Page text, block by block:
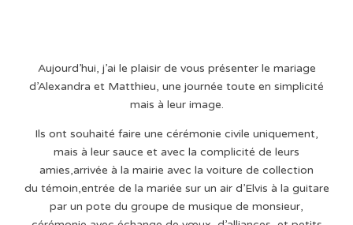
Aujourd’hui, j’ai le plaisir de vous présenter le mariage
d’Alexandra et Matthieu, une journée toute en simplicité
mais à leur image.
Ils ont souhaité faire une cérémonie civile uniquement,
mais à leur sauce et avec la complicité de leurs
amies,arrivée à la mairie avec la voiture de collection
du témoin,entrée de la mariée sur un air d’Elvis à la guitare
par un pote du groupe de musique de monsieur,